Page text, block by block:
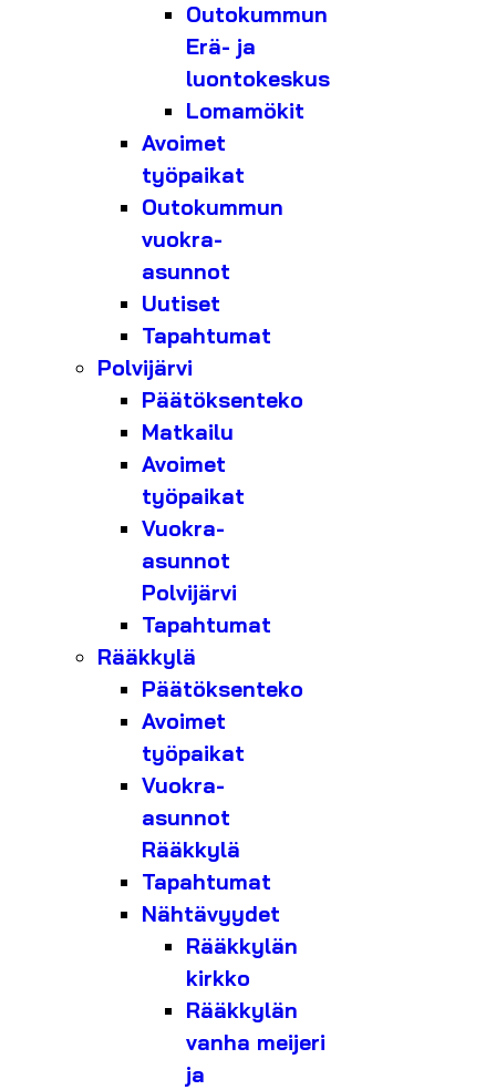
Outokummun
Erä- ja
luontokeskus
Lomamökit
Avoimet
työpaikat
Outokummun
vuokra-
asunnot
Uutiset
Tapahtumat
Polvijärvi
Päätöksenteko
Matkailu
Avoimet
työpaikat
Vuokra-
asunnot
Polvijärvi
Tapahtumat
Rääkkylä
Päätöksenteko
Avoimet
työpaikat
Vuokra-
asunnot
Rääkkylä
Tapahtumat
Nähtävyydet
Rääkkylän
kirkko
Rääkkylän
vanha meijeri
ja